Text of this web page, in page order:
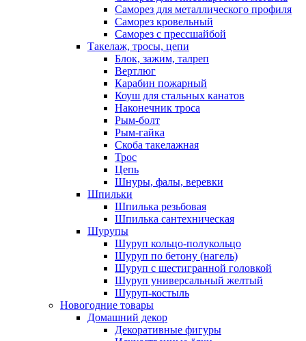
Саморез для металлического профиля
Саморез кровельный
Саморез с прессшайбой
Такелаж, тросы, цепи
Блок, зажим, талреп
Вертлюг
Карабин пожарный
Коуш для стальных канатов
Наконечник троса
Рым-болт
Рым-гайка
Скоба такелажная
Трос
Цепь
Шнуры, фалы, веревки
Шпильки
Шпилька резьбовая
Шпилька сантехническая
Шурупы
Шуруп кольцо-полукольцо
Шуруп по бетону (нагель)
Шуруп с шестигранной головкой
Шуруп универсальный желтый
Шуруп-костыль
Новогодние товары
Домашний декор
Декоративные фигуры